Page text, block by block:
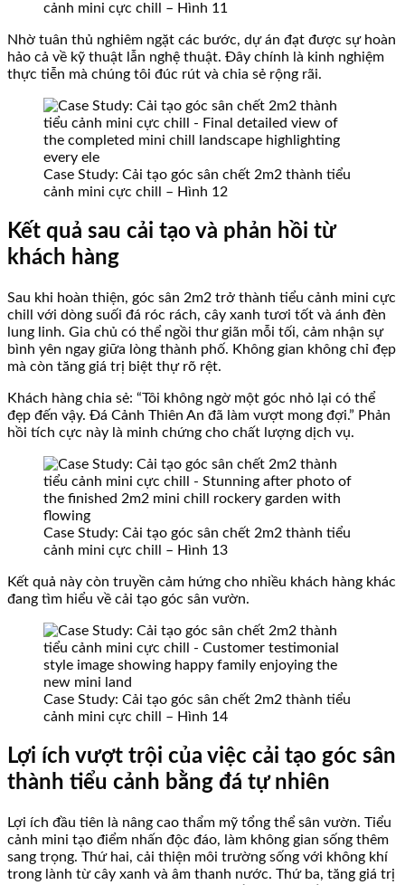
cảnh mini cực chill – Hình 11
Nhờ tuân thủ nghiêm ngặt các bước, dự án đạt được sự hoàn
hảo cả về kỹ thuật lẫn nghệ thuật. Đây chính là kinh nghiệm
thực tiễn mà chúng tôi đúc rút và chia sẻ rộng rãi.
Case Study: Cải tạo góc sân chết 2m2 thành tiểu
cảnh mini cực chill – Hình 12
Kết quả sau cải tạo và phản hồi từ
khách hàng
Sau khi hoàn thiện, góc sân 2m2 trở thành tiểu cảnh mini cực
chill với dòng suối đá róc rách, cây xanh tươi tốt và ánh đèn
lung linh. Gia chủ có thể ngồi thư giãn mỗi tối, cảm nhận sự
bình yên ngay giữa lòng thành phố. Không gian không chỉ đẹp
mà còn tăng giá trị biệt thự rõ rệt.
Khách hàng chia sẻ: “Tôi không ngờ một góc nhỏ lại có thể
đẹp đến vậy. Đá Cảnh Thiên An đã làm vượt mong đợi.” Phản
hồi tích cực này là minh chứng cho chất lượng dịch vụ.
Case Study: Cải tạo góc sân chết 2m2 thành tiểu
cảnh mini cực chill – Hình 13
Kết quả này còn truyền cảm hứng cho nhiều khách hàng khác
đang tìm hiểu về cải tạo góc sân vườn.
Case Study: Cải tạo góc sân chết 2m2 thành tiểu
cảnh mini cực chill – Hình 14
Lợi ích vượt trội của việc cải tạo góc sân
thành tiểu cảnh bằng đá tự nhiên
Lợi ích đầu tiên là nâng cao thẩm mỹ tổng thể sân vườn. Tiểu
cảnh mini tạo điểm nhấn độc đáo, làm không gian sống thêm
sang trọng. Thứ hai, cải thiện môi trường sống với không khí
trong lành từ cây xanh và âm thanh nước. Thứ ba, tăng giá trị